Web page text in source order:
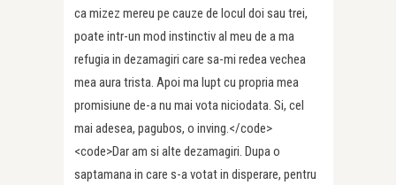
ca mizez mereu pe cauze de locul doi sau trei,
poate intr-un mod instinctiv al meu de a ma
refugia in dezamagiri care sa-mi redea vechea
mea aura trista. Apoi ma lupt cu propria mea
promisiune de-a nu mai vota niciodata. Si, cel
mai adesea, pagubos, o inving.</code>
<code>Dar am si alte dezamagiri. Dupa o
saptamana in care s-a votat in disperare, pentru